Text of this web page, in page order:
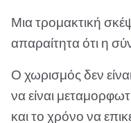
Μια τρομακτική
απαραίτητα ότι η
Ο χωρισμός δεν
να είναι
και το χρόνο να